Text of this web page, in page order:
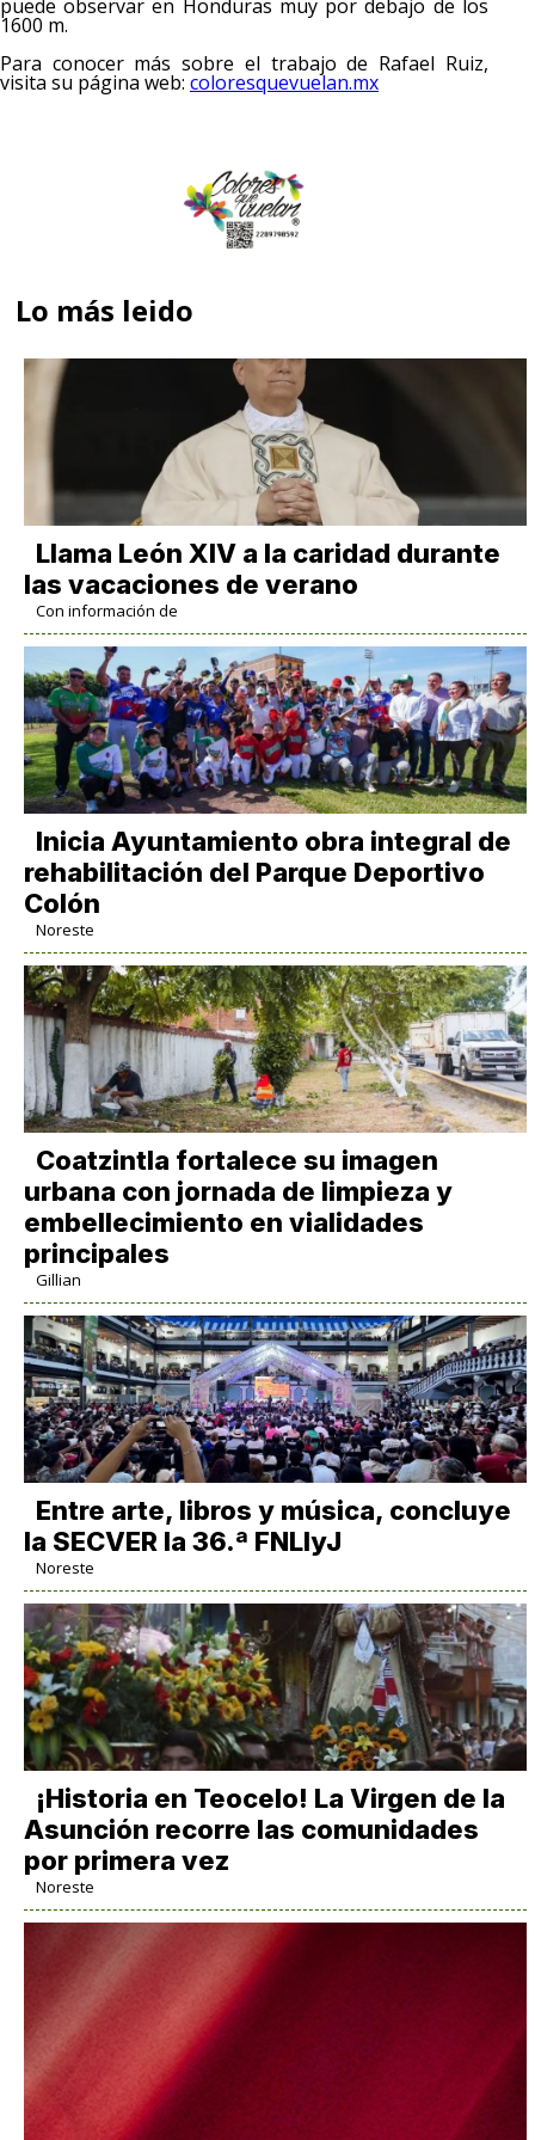
puede observar en Honduras muy por debajo de los
1600 m.
Para conocer más sobre el trabajo de Rafael Ruiz,
visita su página web: coloresquevuelan.mx
Lo más leido
Llama León XIV a la caridad durante
las vacaciones de verano
Con información de
Inicia Ayuntamiento obra integral de
rehabilitación del Parque Deportivo
Colón
Noreste
Coatzintla fortalece su imagen
urbana con jornada de limpieza y
embellecimiento en vialidades
principales
Gillian
Entre arte, libros y música, concluye
la SECVER la 36.ª FNLIyJ
Noreste
​¡Historia en Teocelo! La Virgen de la
Asunción recorre las comunidades
por primera vez
Noreste